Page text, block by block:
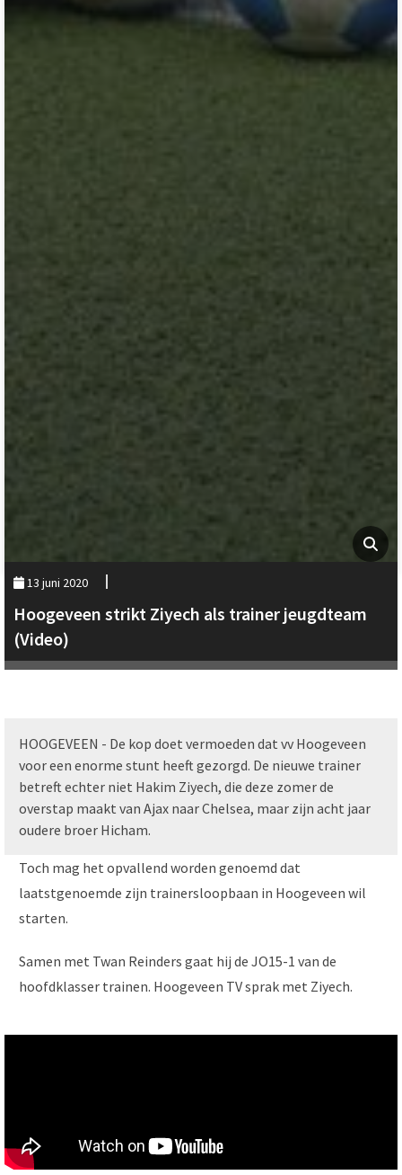
13 juni 2020
Hoogeveen strikt Ziyech als trainer jeugdteam
(Video)
HOOGEVEEN - De kop doet vermoeden dat vv Hoogeveen
voor een enorme stunt heeft gezorgd. De nieuwe trainer
betreft echter niet Hakim Ziyech, die deze zomer de
overstap maakt van Ajax naar Chelsea, maar zijn acht jaar
oudere broer Hicham.
Toch mag het opvallend worden genoemd dat
laatstgenoemde zijn trainersloopbaan in Hoogeveen wil
starten.
Samen met Twan Reinders gaat hij de JO15-1 van de
hoofdklasser trainen. Hoogeveen TV sprak met Ziyech.